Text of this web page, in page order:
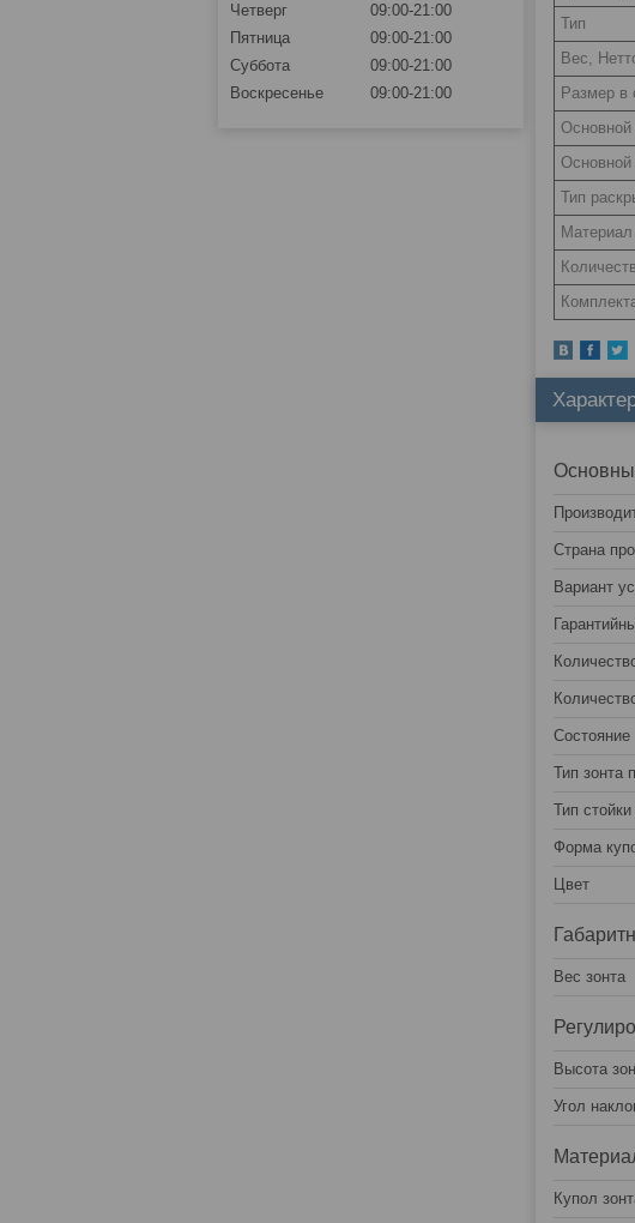
Тип
Вес,
Размер в
Тип
Материал
Страна
Вариант
Состояние
Тип зонта
Тип стойки
Форма
Цвет
Вес зонта
Высота
Угол
Купол
Четверг
09:00-21:00
Пятница
09:00-21:00
Суббота
09:00-21:00
Воскресенье
09:00-21:00